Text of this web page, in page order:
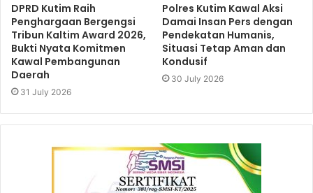
DPRD Kutim Raih
Penghargaan Bergengsi
Tribun Kaltim Award 2026,
Bukti Nyata Komitmen
Kawal Pembangunan
Daerah
31 July 2026
Polres Kutim Kawal Aksi
Damai Insan Pers dengan
Pendekatan Humanis,
Situasi Tetap Aman dan
Kondusif
30 July 2026